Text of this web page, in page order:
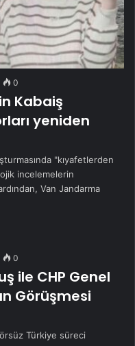
0
Kabaiş
yeniden
"kıyafetlerden
incelemelerin
ardından, Van Jandarma
0
ile CHP Genel
Görüşmesi
Türkiye süreci